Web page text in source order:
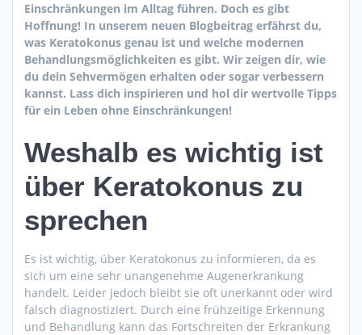
Einschränkungen im Alltag führen. Doch es gibt
Hoffnung! In unserem neuen Blogbeitrag erfährst du,
was Keratokonus genau ist und welche modernen
Behandlungsmöglichkeiten es gibt. Wir zeigen dir, wie
du dein Sehvermögen erhalten oder sogar verbessern
kannst. Lass dich inspirieren und hol dir wertvolle Tipps
für ein Leben ohne Einschränkungen!
Weshalb es wichtig ist
über Keratokonus zu
sprechen
Es ist wichtig, über Keratokonus zu informieren, da es
sich um eine sehr unangenehme Augenerkrankung
handelt. Leider jedoch bleibt sie oft unerkannt oder wird
falsch diagnostiziert. Durch eine frühzeitige Erkennung
und Behandlung kann das Fortschreiten der Erkrankung